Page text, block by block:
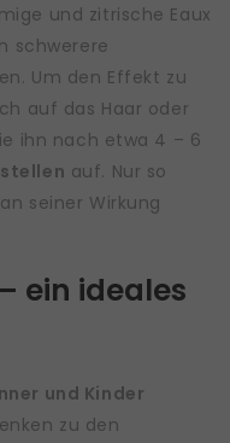
und zitrische Eaux
schwerere
Um den Effekt zu
auf das Haar oder
ihn nach etwa 4 – 6
auf. Nur so
seiner Wirkung
ein ideales
und Kinder
zu den